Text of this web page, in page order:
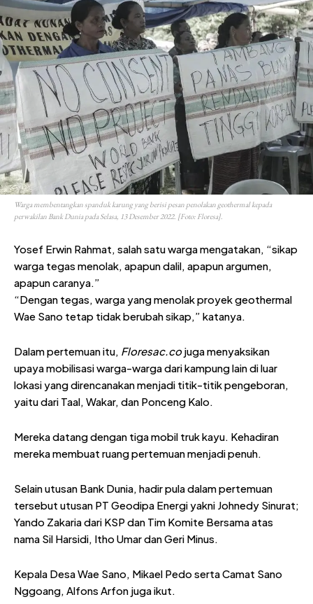
Warga membentangkan spanduk karung yang berisi pesan penolakan geothermal kepada
perwakilan Bank Dunia pada Selasa, 13 Desember 2022. [Foto: Floresa].
Yosef Erwin Rahmat, salah satu warga mengatakan, “sikap
warga tegas menolak, apapun dalil, apapun argumen,
apapun caranya.”
“Dengan tegas, warga yang menolak proyek geothermal
Wae Sano tetap tidak berubah sikap,” katanya.
Dalam pertemuan itu, Floresac.cojuga menyaksikan
upaya mobilisasi warga-warga dari kampung lain di luar
lokasi yang direncanakan menjadi titik-titik pengeboran,
yaitu dari Taal, Wakar, dan Ponceng Kalo.
Mereka datang dengan tiga mobil truk kayu. Kehadiran
mereka membuat ruang pertemuan menjadi penuh.
Selain utusan Bank Dunia, hadir pula dalam pertemuan
tersebut utusan PT Geodipa Energi yakni Johnedy Sinurat;
Yando Zakaria dari KSP dan Tim Komite Bersama atas
nama Sil Harsidi, Itho Umar dan Geri Minus.
Kepala Desa Wae Sano, Mikael Pedo serta Camat Sano
Nggoang, Alfons Arfon juga ikut.